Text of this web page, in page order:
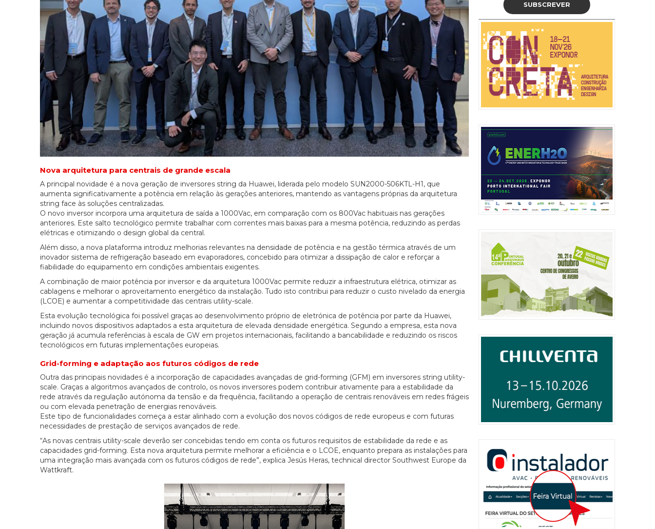
Nova arquitetura para centrais de grande escala
A principal novidade é a nova geração de inversores string da Huawei, liderada pelo modelo SUN2000-506KTL-H1, que
aumenta significativamente a potência em relação às gerações anteriores, mantendo as vantagens próprias da arquitetura
string face às soluções centralizadas.
O novo inversor incorpora uma arquitetura de saída a 1000Vac, em comparação com os 800Vac habituais nas gerações
anteriores. Este salto tecnológico permite trabalhar com correntes mais baixas para a mesma potência, reduzindo as perdas
elétricas e otimizando o design global da central.
Além disso, a nova plataforma introduz melhorias relevantes na densidade de potência e na gestão térmica através de um
inovador sistema de refrigeração baseado em evaporadores, concebido para otimizar a dissipação de calor e reforçar a
fiabilidade do equipamento em condições ambientais exigentes.
A combinação de maior potência por inversor e da arquitetura 1000Vac permite reduzir a infraestrutura elétrica, otimizar as
cablagens e melhorar o aproveitamento energético da instalação. Tudo isto contribui para reduzir o custo nivelado da energia
(LCOE) e aumentar a competitividade das centrais utility-scale.
Esta evolução tecnológica foi possível graças ao desenvolvimento próprio de eletrónica de potência por parte da Huawei,
incluindo novos dispositivos adaptados a esta arquitetura de elevada densidade energética. Segundo a empresa, esta nova
geração já acumula referências à escala de GW em projetos internacionais, facilitando a bancabilidade e reduzindo os riscos
tecnológicos em futuras implementações europeias.
Grid-forming e adaptação aos futuros códigos de rede
Outra das principais novidades é a incorporação de capacidades avançadas de grid-forming (GFM) em inversores string utility-
scale. Graças a algoritmos avançados de controlo, os novos inversores podem contribuir ativamente para a estabilidade da
rede através da regulação autónoma da tensão e da frequência, facilitando a operação de centrais renováveis em redes frágeis
ou com elevada penetração de energias renováveis.
Este tipo de funcionalidades começa a estar alinhado com a evolução dos novos códigos de rede europeus e com futuras
necessidades de prestação de serviços avançados de rede.
“As novas centrais utility-scale deverão ser concebidas tendo em conta os futuros requisitos de estabilidade da rede e as
capacidades grid-forming. Esta nova arquitetura permite melhorar a eficiência e o LCOE, enquanto prepara as instalações para
uma integração mais avançada com os futuros códigos de rede”, explica Jesús Heras, technical director Southwest Europe da
Wattkraft.
SUBSCREVER